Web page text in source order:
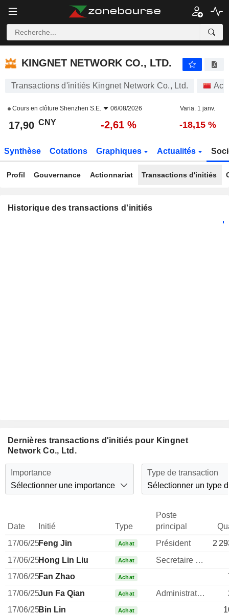
KINGNET NETWORK CO., LTD.
KINGNET NETWORK CO., LTD.
Transactions d'initiés Kingnet Network Co., Ltd.
Cours en clôture Shenzhen S.E. 06/08/2026 Varia. 1 janv.
17,90 CNY -2,61 % -18,15 %
Synthèse Cotations Graphiques Actualités
Profil Gouvernance Actionnariat Transactions d'initiés
Historique des transactions d'initiés
Dernières transactions d'initiés pour Kingnet
Network Co., Ltd.
Importance
Sélectionner une importance
Type de transaction
Sélectionner un type
Date Initié Type
Poste
principal
17/06/25Feng Jin Achat Président
2
17/06/25Hong Lin Liu Achat
Secretaire general
17/06/25Fan Zhao Achat
17/06/25Jun Fa Qian Achat Administrateur
17/06/25Bin Lin Achat